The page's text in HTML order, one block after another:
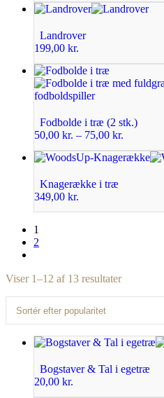
Landrover
199,00 kr.
Fodbolde i træ (2 stk.)
50,00 kr. – 75,00 kr.
Knagerække i træ
349,00 kr.
1
2
Viser 1–12 af 13 resultater
Bogstaver & Tal i egetræ
20,00 kr.